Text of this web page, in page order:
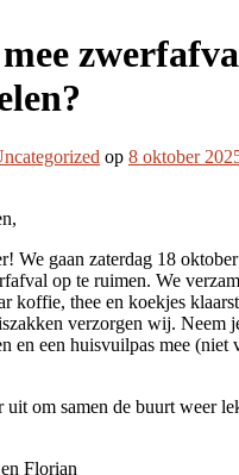
op 8 oktober
We gaan zaterdag 18
op te ruimen. We
koffie, thee en koekjes
verzorgen wij. Neem
en een huisvuilpas mee (niet
uit om samen de buurt weer
Florian